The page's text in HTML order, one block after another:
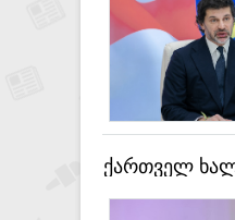
ვრცელდება,
უკვე
კალაძე
ქართველ
მხარდაჭერა